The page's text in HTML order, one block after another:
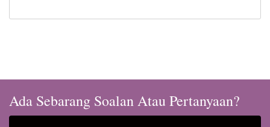
Ada Sebarang Soalan Atau Pertanyaan?